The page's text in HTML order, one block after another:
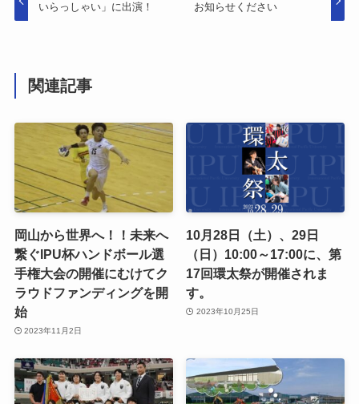
いらっしゃい」に出演！
お知らせください
関連記事
岡山から世界へ！！未来へ
繋ぐIPU杯ハンドボール選
手権大会の開催にむけてク
ラウドファンディングを開
始
2023年11月2日
10月28日（土）、29日
（日）10:00～17:00に、第
17回環太祭が開催されま
す。
2023年10月25日